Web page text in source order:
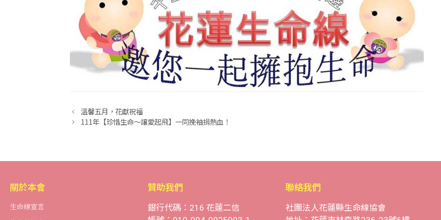
溫馨五月，花獻祝福
111年【珍惜生命〜讓愛起飛】一同挽袖捐熱血！
關於本會
生命線宣言
贊助我們
銀行代碼：216 花蓮二信
聯絡我們
社團法人花蓮縣生命線協會